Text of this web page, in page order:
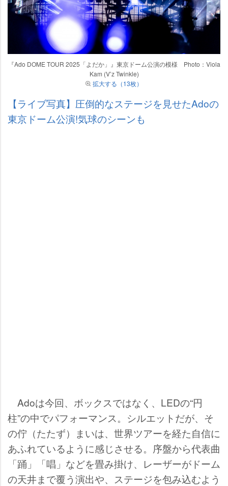
『Ado DOME TOUR 2025「よだか」』東京ドーム公演の模様 Photo：Viola
Kam (V’z Twinkle)
拡大する（13枚）
【ライブ写真】圧倒的なステージを見せたAdoの
東京ドーム公演!気球のシーンも
Adoは今回、ボックスではなく、LEDの“円
柱”の中でパフォーマンス。シルエットだが、そ
の佇（たたず）まいは、世界ツアーを経た自信に
あふれているように感じさせる。序盤から代表曲
「踊」「唱」などを畳み掛け、レーザーがドーム
の天井まで覆う演出や、ステージを包み込むよう